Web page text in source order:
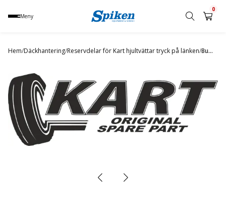
Meny
namn,
eller
varumärke
0
Hem/Däckhantering/Reservdelar för Kart hjultvättar tryck på länken/ Bumper rubber